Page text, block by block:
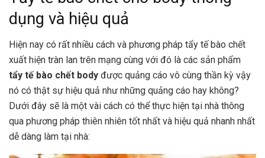
dụng và hiệu quả
Hiện nay có rất nhiều cách và phương pháp tẩy tế bào chết
xuất hiện tràn lan trên mạng cùng với đó là các sản phẩm
tẩy tế bào chết body được quảng cáo vô cùng thần kỳ vậy
nó có thật sự hiệu quả như những quảng cáo hay không?
Dưới đây sẽ là một vài cách có thể thực hiện tại nhà thông
qua phương pháp thiên nhiên tốt nhất và hiệu quả nhanh nhất
dễ dàng làm tại nhà: